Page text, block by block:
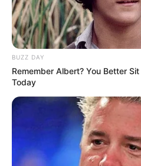
BUZZ DAY
Remember Albert? You Better
Today